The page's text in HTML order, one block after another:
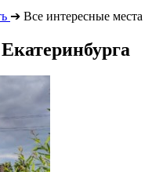
➔ Все интересные места